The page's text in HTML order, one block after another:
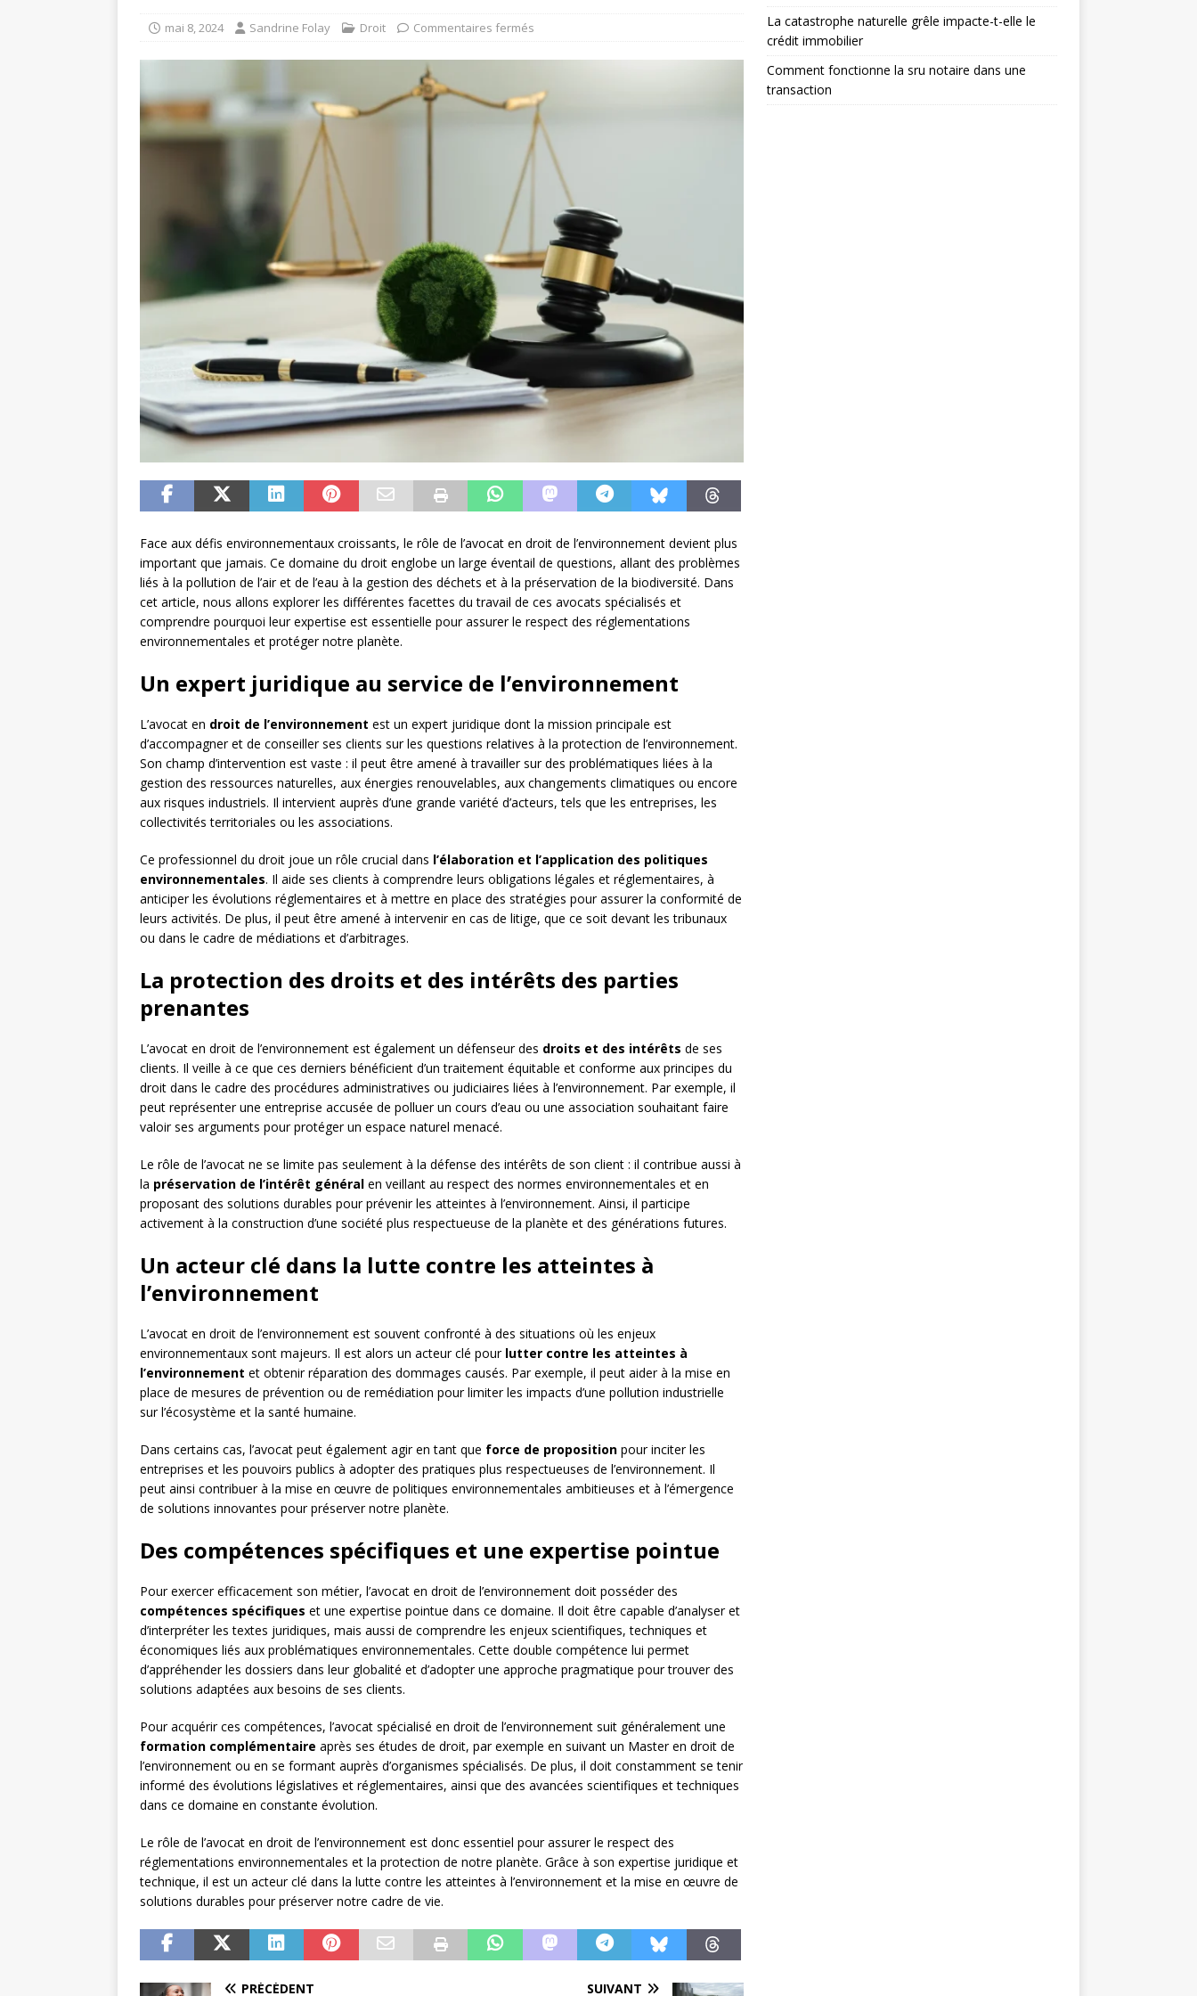
mai 8, 2024 Sandrine Folay Droit Commentaires fermés
Face aux défis environnementaux croissants, le rôle de l’avocat en droit de l’environnement devient plus
important que jamais. Ce domaine du droit englobe un large éventail de questions, allant des problèmes
liés à la pollution de l’air et de l’eau à la gestion des déchets et à la préservation de la biodiversité. Dans
cet article, nous allons explorer les différentes facettes du travail de ces avocats spécialisés et
comprendre pourquoi leur expertise est essentielle pour assurer le respect des réglementations
environnementales et protéger notre planète.
Un expert juridique au service de l’environnement
L’avocat en droit de l’environnement est un expert juridique dont la mission principale est
d’accompagner et de conseiller ses clients sur les questions relatives à la protection de l’environnement.
Son champ d’intervention est vaste : il peut être amené à travailler sur des problématiques liées à la
gestion des ressources naturelles, aux énergies renouvelables, aux changements climatiques ou encore
aux risques industriels. Il intervient auprès d’une grande variété d’acteurs, tels que les entreprises, les
collectivités territoriales ou les associations.
Ce professionnel du droit joue un rôle crucial dans l’élaboration et l’application des politiques
environnementales. Il aide ses clients à comprendre leurs obligations légales et réglementaires, à
anticiper les évolutions réglementaires et à mettre en place des stratégies pour assurer la conformité de
leurs activités. De plus, il peut être amené à intervenir en cas de litige, que ce soit devant les tribunaux
ou dans le cadre de médiations et d’arbitrages.
La protection des droits et des intérêts des parties
prenantes
L’avocat en droit de l’environnement est également un défenseur des droits et des intérêts de ses
clients. Il veille à ce que ces derniers bénéficient d’un traitement équitable et conforme aux principes du
droit dans le cadre des procédures administratives ou judiciaires liées à l’environnement. Par exemple, il
peut représenter une entreprise accusée de polluer un cours d’eau ou une association souhaitant faire
valoir ses arguments pour protéger un espace naturel menacé.
Le rôle de l’avocat ne se limite pas seulement à la défense des intérêts de son client : il contribue aussi à
la préservation de l’intérêt général en veillant au respect des normes environnementales et en
proposant des solutions durables pour prévenir les atteintes à l’environnement. Ainsi, il participe
activement à la construction d’une société plus respectueuse de la planète et des générations futures.
Un acteur clé dans la lutte contre les atteintes à
l’environnement
L’avocat en droit de l’environnement est souvent confronté à des situations où les enjeux
environnementaux sont majeurs. Il est alors un acteur clé pour lutter contre les atteintes à
l’environnement et obtenir réparation des dommages causés. Par exemple, il peut aider à la mise en
place de mesures de prévention ou de remédiation pour limiter les impacts d’une pollution industrielle
sur l’écosystème et la santé humaine.
Dans certains cas, l’avocat peut également agir en tant que force de proposition pour inciter les
entreprises et les pouvoirs publics à adopter des pratiques plus respectueuses de l’environnement. Il
peut ainsi contribuer à la mise en œuvre de politiques environnementales ambitieuses et à l’émergence
de solutions innovantes pour préserver notre planète.
Des compétences spécifiques et une expertise pointue
Pour exercer efficacement son métier, l’avocat en droit de l’environnement doit posséder des
compétences spécifiques et une expertise pointue dans ce domaine. Il doit être capable d’analyser et
d’interpréter les textes juridiques, mais aussi de comprendre les enjeux scientifiques, techniques et
économiques liés aux problématiques environnementales. Cette double compétence lui permet
d’appréhender les dossiers dans leur globalité et d’adopter une approche pragmatique pour trouver des
solutions adaptées aux besoins de ses clients.
Pour acquérir ces compétences, l’avocat spécialisé en droit de l’environnement suit généralement une
formation complémentaire après ses études de droit, par exemple en suivant un Master en droit de
l’environnement ou en se formant auprès d’organismes spécialisés. De plus, il doit constamment se tenir
informé des évolutions législatives et réglementaires, ainsi que des avancées scientifiques et techniques
dans ce domaine en constante évolution.
Le rôle de l’avocat en droit de l’environnement est donc essentiel pour assurer le respect des
réglementations environnementales et la protection de notre planète. Grâce à son expertise juridique et
technique, il est un acteur clé dans la lutte contre les atteintes à l’environnement et la mise en œuvre de
solutions durables pour préserver notre cadre de vie.
PRÉCÉDENT SUIVANT
La catastrophe naturelle grêle impacte-t-elle le
crédit immobilier
Comment fonctionne la sru notaire dans une
transaction